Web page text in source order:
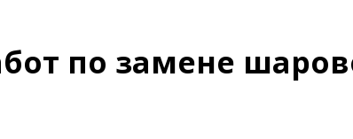
по замене